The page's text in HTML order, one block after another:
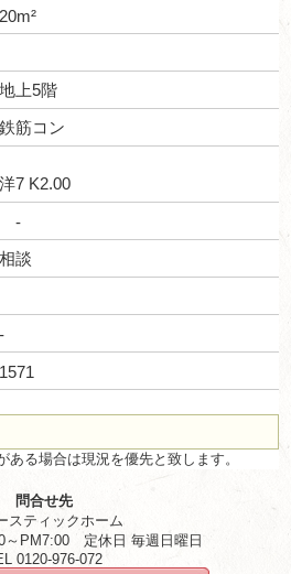
20m²
地上5階
鉄筋コン
洋7 K2.00
-
相談
-
1571
る場合は現況を優先と致します。
問合せ先
スティックホーム
～PM7:00 定休日 毎週日曜日
0120-976-072